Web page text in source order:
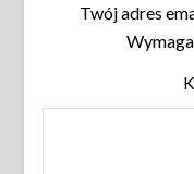
Twój adres